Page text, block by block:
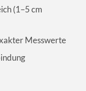
(1–5 cm
Messwerte